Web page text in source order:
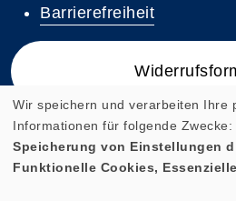
Barrierefreiheit
Cookie Einstellungen
Wir speichern und verarbeiten Ihre
Informationen für folgende Zwecke:
Speicherung von Einstellungen
Funktionelle Cookies,